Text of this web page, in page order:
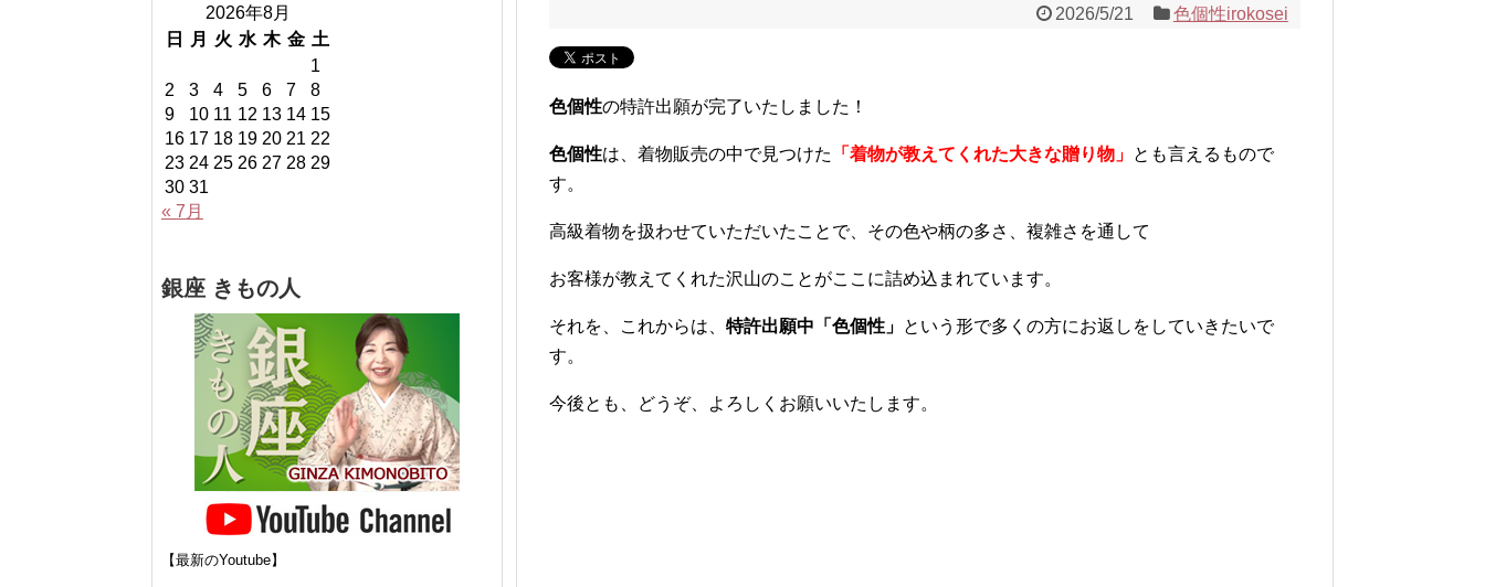
2026/5/21 色個性irokosei
色個性の特許出願が完了いたしました！
色個性は、着物販売の中で見つけた 「着物が教えてくれた大きな贈り物」 とも言えるもので
す。
高級着物を扱わせていただいたことで、その色や柄の多さ、複雑さを通して
お客様が教えてくれた沢山のことがここに詰め込まれています。
それを、これからは、 特許出願中「色個性」 という形で多くの方にお返しをしていきたいで
す。
今後とも、どうぞ、よろしくお願いいたします。
ル
を
Facebook
表
示
ル
を
Twitter
表
示
ル
を
Instagram
表
示
ー
ル
を
YouTube
で
表
示
2026年8月
日
月 火 水 木 金 土
1
2
3 4 5 6 7
8
9
10 11 12 13 14 15
16 17 18 19 20 21 22
23 24 25 26 27 28 29
30 31
« 7月
銀座 きもの人
【最新のYoutube】